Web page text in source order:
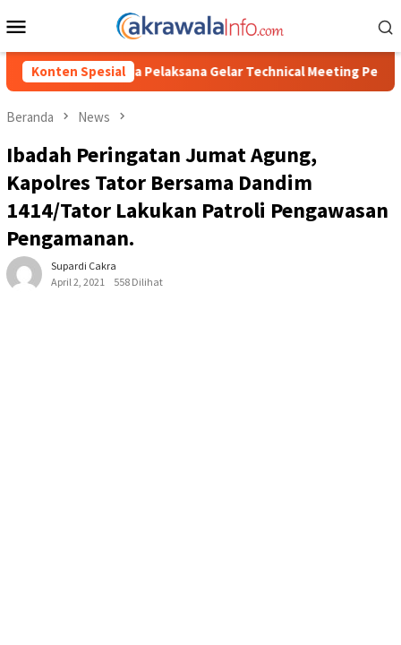
ke
Mobile
Konten Spesial
Gelar Technical Meeting Pekan Olahraga Tingkat
Beranda News
Ibadah Peringatan Jumat Agung,
Kapolres Tator Bersama Dandim
1414/Tator Lakukan Patroli Pengawasan
Pengamanan.
Supardi Cakra
April 2, 2021
558 Dilihat